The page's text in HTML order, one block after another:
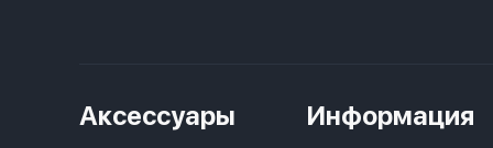
Аксессуары Информация